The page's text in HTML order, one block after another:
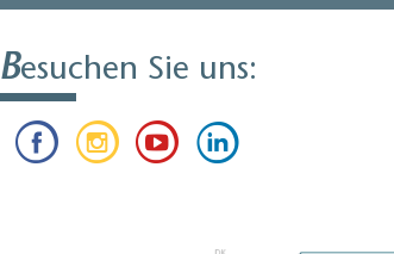
Besuchen Sie uns: